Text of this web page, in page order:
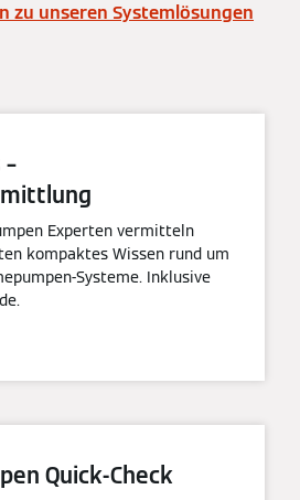
zu unseren Systemlösungen
Experten vermitteln
kompaktes Wissen rund um
Systeme. Inklusive
Quick-Check